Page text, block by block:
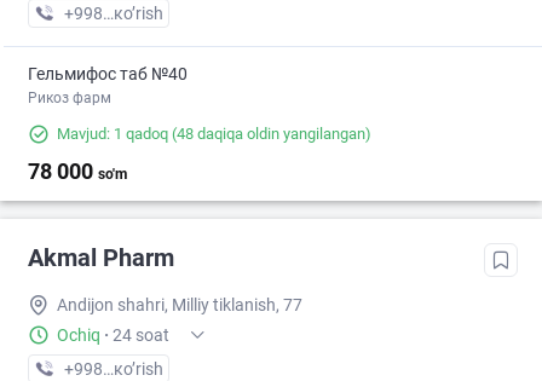
+998 (91) XXX-XX-XX
кo’rish
Гельмифос таб №40
Рикоз фарм
Mavjud: 1 qadoq (48 daqiqa oldin yangilangan)
78 000 so'm
Akmal Pharm
Andijon shahri, Milliy tiklanish, 77
Ochiq · 24 soat
+998 (91) XXX-XX-XX
кo’rish